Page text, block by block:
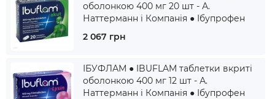
оболонкою 400 мг 20 шт - А.
Наттерманн і Компанія ● Ібупрофен
2 067 грн
ІБУФЛАМ ● IBUFLAM таблетки вкриті
оболонкою 400 мг 12 шт - А.
Наттерманн і Компанія ● Ібупрофен